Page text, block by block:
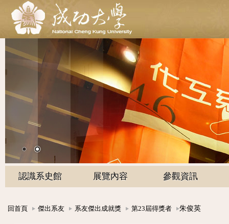
認識系史館 展覽內容 參觀資訊
回首頁 傑出系友 系友傑出成就獎 第23屆得獎者 朱俊英